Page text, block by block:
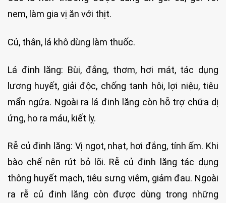
nem, làm gia vị ăn với thịt.
Củ, thân, lá khô dùng làm thuốc.
Lá đinh lăng: Bùi, đắng, thơm, hơi mát, tác dụng
lương huyết, giải độc, chống tanh hôi, lợi niệu, tiêu
mẩn ngứa. Ngoài ra lá đinh lăng còn hỗ trợ chữa dị
ứng, ho ra máu, kiết lỵ.
Rễ củ đinh lăng: Vị ngọt, nhạt, hơi đắng, tính ấm. Khi
bào chế nên rút bỏ lõi. Rễ củ đinh lăng tác dụng
thông huyết mạch, tiêu sưng viêm, giảm đau. Ngoài
ra rễ củ đinh lăng còn được dùng trong những